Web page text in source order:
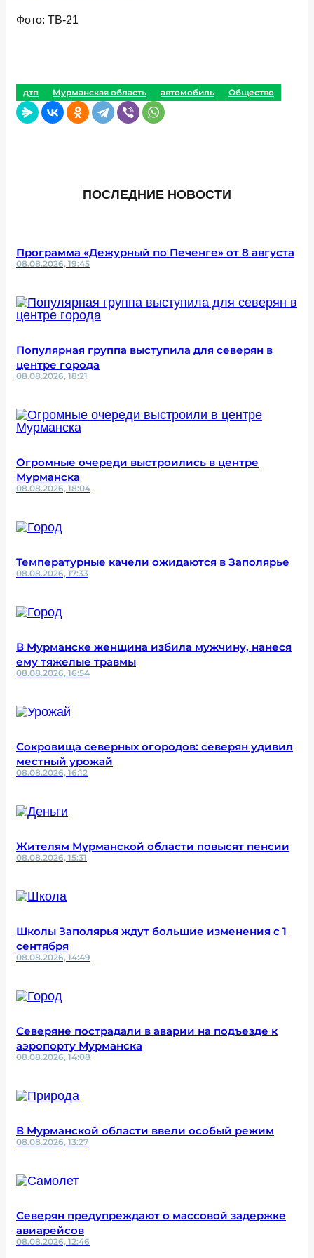
Фото: ТВ-21
дтп Мурманская область автомобиль Общество
ПОСЛЕДНИЕ НОВОСТИ
Программа «Дежурный по Печенге» от 8 августа
08.08.2026, 19:45
Популярная группа выступила для северян в
центре города
08.08.2026, 18:21
Огромные очереди выстроились в центре
Мурманска
08.08.2026, 18:04
Температурные качели ожидаются в Заполярье
08.08.2026, 17:33
В Мурманске женщина избила мужчину, нанеся
ему тяжелые травмы
08.08.2026, 16:54
Сокровища северных огородов: северян удивил
местный урожай
08.08.2026, 16:12
Жителям Мурманской области повысят пенсии
08.08.2026, 15:31
Школы Заполярья ждут большие изменения с 1
сентября
08.08.2026, 14:49
Северяне пострадали в аварии на подъезде к
аэропорту Мурманска
08.08.2026, 14:08
В Мурманской области ввели особый режим
08.08.2026, 13:27
Северян предупреждают о массовой задержке
авиарейсов
08.08.2026, 12:46